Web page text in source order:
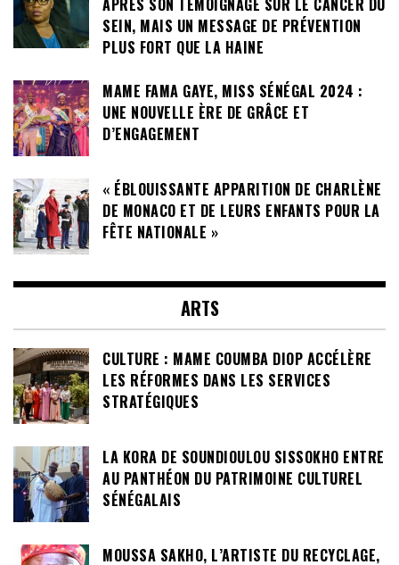
APRÈS SON TÉMOIGNAGE SUR LE CANCER DU
SEIN, MAIS UN MESSAGE DE PRÉVENTION
PLUS FORT QUE LA HAINE
MAME FAMA GAYE, MISS SÉNÉGAL 2024 :
UNE NOUVELLE ÈRE DE GRÂCE ET
D’ENGAGEMENT
« ÉBLOUISSANTE APPARITION DE CHARLÈNE
DE MONACO ET DE LEURS ENFANTS POUR LA
FÊTE NATIONALE »
ARTS
CULTURE : MAME COUMBA DIOP ACCÉLÈRE
LES RÉFORMES DANS LES SERVICES
STRATÉGIQUES
LA KORA DE SOUNDIOULOU SISSOKHO ENTRE
AU PANTHÉON DU PATRIMOINE CULTUREL
SÉNÉGALAIS
MOUSSA SAKHO, L’ARTISTE DU RECYCLAGE,